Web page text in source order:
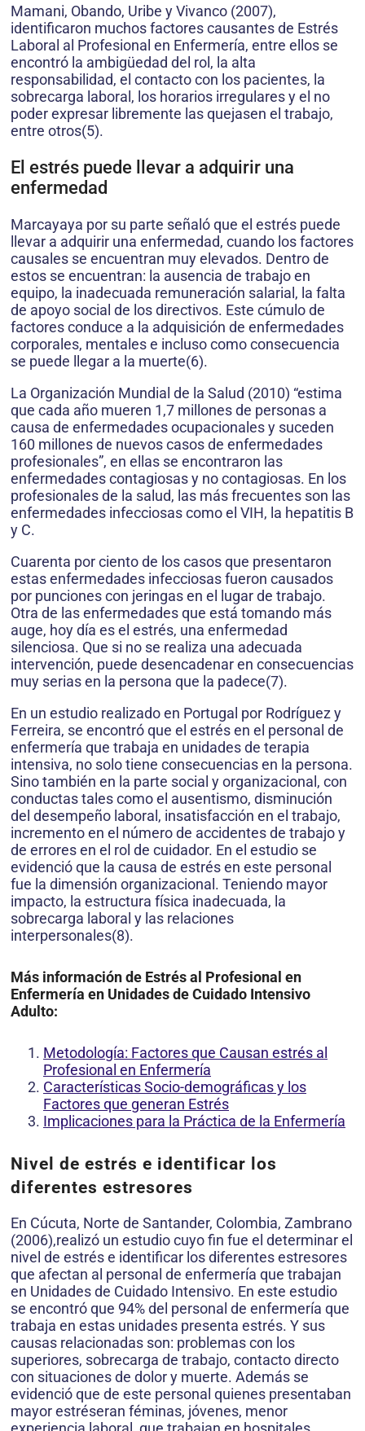
Mamani, Obando, Uribe y Vivanco (2007),
identificaron muchos factores causantes de Estrés
Laboral al Profesional en Enfermería, entre ellos se
encontró la ambigüedad del rol, la alta
responsabilidad, el contacto con los pacientes, la
sobrecarga laboral, los horarios irregulares y el no
poder expresar libremente las quejasen el trabajo,
entre otros(5).
El estrés puede llevar a adquirir una
enfermedad
Marcayaya por su parte señaló que el estrés puede
llevar a adquirir una enfermedad, cuando los factores
causales se encuentran muy elevados. Dentro de
estos se encuentran: la ausencia de trabajo en
equipo, la inadecuada remuneración salarial, la falta
de apoyo social de los directivos. Este cúmulo de
factores conduce a la adquisición de enfermedades
corporales, mentales e incluso como consecuencia
se puede llegar a la muerte(6).
La Organización Mundial de la Salud (2010) “estima
que cada año mueren 1,7 millones de personas a
causa de enfermedades ocupacionales y suceden
160 millones de nuevos casos de enfermedades
profesionales”, en ellas se encontraron las
enfermedades contagiosas y no contagiosas. En los
profesionales de la salud, las más frecuentes son las
enfermedades infecciosas como el VIH, la hepatitis B
y C.
Cuarenta por ciento de los casos que presentaron
estas enfermedades infecciosas fueron causados
por punciones con jeringas en el lugar de trabajo.
Otra de las enfermedades que está tomando más
auge, hoy día es el estrés, una enfermedad
silenciosa. Que si no se realiza una adecuada
intervención, puede desencadenar en consecuencias
muy serias en la persona que la padece(7).
En un estudio realizado en Portugal por Rodríguez y
Ferreira, se encontró que el estrés en el personal de
enfermería que trabaja en unidades de terapia
intensiva, no solo tiene consecuencias en la persona.
Sino también en la parte social y organizacional, con
conductas tales como el ausentismo, disminución
del desempeño laboral, insatisfacción en el trabajo,
incremento en el número de accidentes de trabajo y
de errores en el rol de cuidador. En el estudio se
evidenció que la causa de estrés en este personal
fue la dimensión organizacional. Teniendo mayor
impacto, la estructura física inadecuada, la
sobrecarga laboral y las relaciones
interpersonales(8).
Más información de Estrés al Profesional en
Enfermería en Unidades de Cuidado Intensivo
Adulto:
Metodología: Factores que Causan estrés al
Profesional en Enfermería
Características Socio-demográficas y los
Factores que generan Estrés
Implicaciones para la Práctica de la Enfermería
Nivel de estrés e identificar los
diferentes estresores
En Cúcuta, Norte de Santander, Colombia, Zambrano
(2006),realizó un estudio cuyo fin fue el determinar el
nivel de estrés e identificar los diferentes estresores
que afectan al personal de enfermería que trabajan
en Unidades de Cuidado Intensivo. En este estudio
se encontró que 94% del personal de enfermería que
trabaja en estas unidades presenta estrés. Y sus
causas relacionadas son: problemas con los
superiores, sobrecarga de trabajo, contacto directo
con situaciones de dolor y muerte. Además se
evidenció que de este personal quienes presentaban
mayor estréseran féminas, jóvenes, menor